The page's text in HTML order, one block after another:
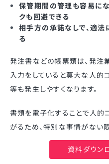
保管期間の管理も容易に
クも回避できる
相手方の承諾なしで、適法
る
発注書などの帳票類は、発注
入力をしていると莫大な人的
等も発生しやすくなります。
書類を電子化することで人的
がるため、特別な事情がない
管理するとよいでしょう。
資料ダウン